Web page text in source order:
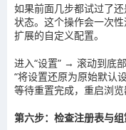
如果前面几步都试过了
状态。这个操作会一次
扩展的自定义配置。
进入“设置” → 滚动到底
“将设置还原为原始默认
等待重置完成，重启浏览
第六步：检查注册表与